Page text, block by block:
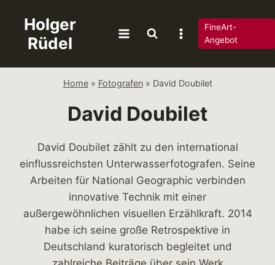
springen
Holger
Rüdel
FineArt-
Angebot
Home» Fotografen» David Doubilet
David Doubilet
David Doubilet zählt zu den international
einflussreichsten Unterwasserfotografen. Seine
Arbeiten für National Geographic verbinden
innovative Technik mit einer
außergewöhnlichen visuellen Erzählkraft. 2014
habe ich seine große Retrospektive in
Deutschland kuratorisch begleitet und